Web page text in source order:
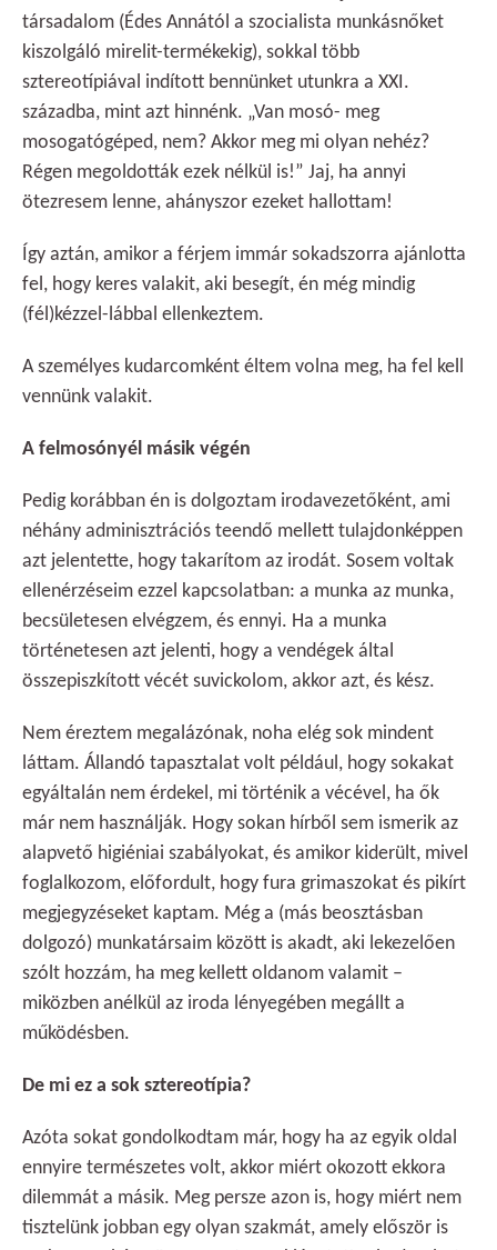
társadalom (Édes Annától a szocialista munkásnőket
kiszolgáló mirelit-termékekig), sokkal több
sztereotípiával indított bennünket utunkra a XXI.
századba, mint azt hinnénk. „Van mosó- meg
mosogatógéped, nem? Akkor meg mi olyan nehéz?
Régen megoldották ezek nélkül is!” Jaj, ha annyi
ötezresem lenne, ahányszor ezeket hallottam!
Így aztán, amikor a férjem immár sokadszorra ajánlotta
fel, hogy keres valakit, aki besegít, én még mindig
(fél)kézzel-lábbal ellenkeztem.
A személyes kudarcomként éltem volna meg, ha fel kell
vennünk valakit.
A felmosónyél másik végén
Pedig korábban én is dolgoztam irodavezetőként, ami
néhány adminisztrációs teendő mellett tulajdonképpen
azt jelentette, hogy takarítom az irodát. Sosem voltak
ellenérzéseim ezzel kapcsolatban: a munka az munka,
becsületesen elvégzem, és ennyi. Ha a munka
történetesen azt jelenti, hogy a vendégek által
összepiszkított vécét suvickolom, akkor azt, és kész.
Nem éreztem megalázónak, noha elég sok mindent
láttam. Állandó tapasztalat volt például, hogy sokakat
egyáltalán nem érdekel, mi történik a vécével, ha ők
már nem használják. Hogy sokan hírből sem ismerik az
alapvető higiéniai szabályokat, és amikor kiderült, mivel
foglalkozom, előfordult, hogy fura grimaszokat és pikírt
megjegyzéseket kaptam. Még a (más beosztásban
dolgozó) munkatársaim között is akadt, aki lekezelően
szólt hozzám, ha meg kellett oldanom valamit –
miközben anélkül az iroda lényegében megállt a
működésben.
De mi ez a sok sztereotípia?
Azóta sokat gondolkodtam már, hogy ha az egyik oldal
ennyire természetes volt, akkor miért okozott ekkora
dilemmát a másik. Meg persze azon is, hogy miért nem
tisztelünk jobban egy olyan szakmát, amely először is